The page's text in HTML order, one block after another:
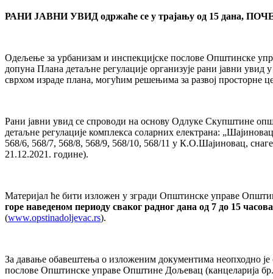
РАНИ ЈАВНИ УВИД одржаће се у трајању од 15 дана,
Одељење за урбанизам и инспекцијске послове Општинске
допуна Плана детаљне регулације организује рани јавни
сврхом израде плана, могућим решењима за развој просторне
Рани јавни увид се спроводи на основу Одлуке Скупштине
детаљне регулације комплекса соларних електрана:
568/6, 568/7, 568/8, 568/9, 568/10, 568/11 у К.О.Шајиновац,
21.12.2021. године).
Материјал ће бити изложен у згради Општинске управе
горе наведеном периоду сваког радног дана од 7 до 15
(www.opstinadoljevac.rs).
За давање обавештења о изложеним документима неопходно
послове Општинске управе Општине Дољевац (канцеларија